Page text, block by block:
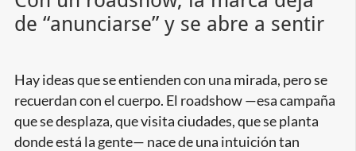
grande
de “anunciarse” y se abre a sentir
Hay ideas que se entienden con una mirada, pero se
recuerdan con el cuerpo. El roadshow —esa campaña
que se desplaza, que visita ciudades, que se planta
donde está la gente— nace de una intuición tan